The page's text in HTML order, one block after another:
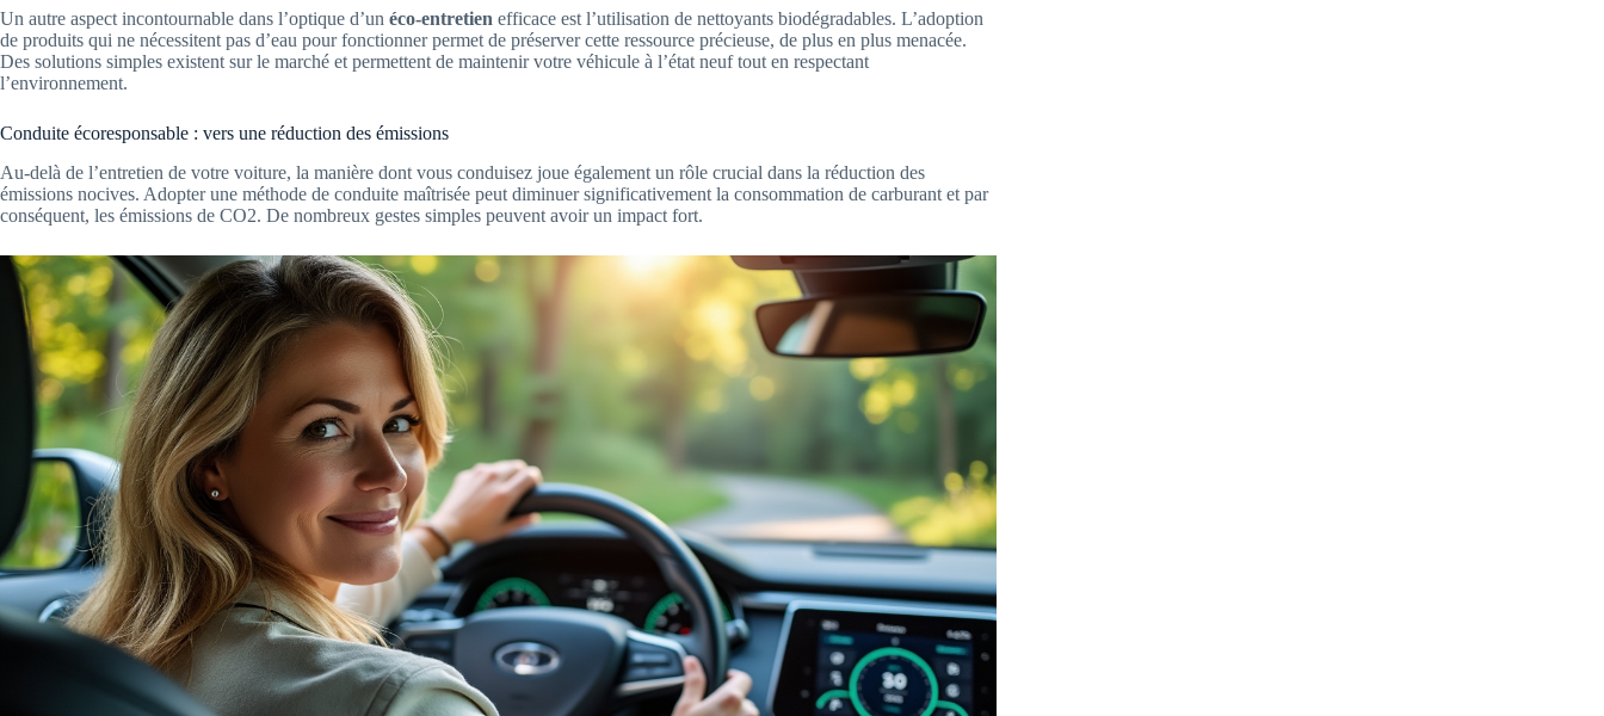
Un autre aspect incontournable dans l’optique d’un éco-entretien efficace est l’utilisation de nettoyants biodégradables. L’adoption
de produits qui ne nécessitent pas d’eau pour fonctionner permet de préserver cette ressource précieuse, de plus en plus menacée.
Des solutions simples existent sur le marché et permettent de maintenir votre véhicule à l’état neuf tout en respectant
l’environnement.
Conduite écoresponsable : vers une réduction des émissions
Au-delà de l’entretien de votre voiture, la manière dont vous conduisez joue également un rôle crucial dans la réduction des
émissions nocives. Adopter une méthode de conduite maîtrisée peut diminuer significativement la consommation de carburant et par
conséquent, les émissions de CO2. De nombreux gestes simples peuvent avoir un impact fort.